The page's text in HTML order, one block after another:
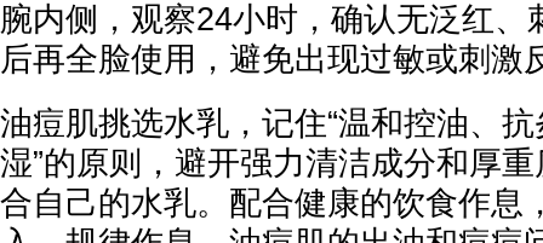
腕内侧，观察24小时，确认无泛红、
后再全脸使用，避免出现过敏或刺激
油痘肌挑选水乳，记住“温和控油、
湿”的原则，避开强力清洁成分和厚
合自己的水乳。配合健康的饮食作息